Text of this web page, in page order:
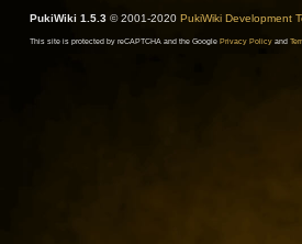
PukiWiki 1.5.3© 2001-2020 PukiWiki Development
This site is protected by reCAPTCHA and the Google Privacy Policyand